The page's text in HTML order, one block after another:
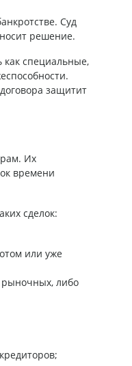
Суд
решение.
как специальные,
защитит
Их
времени
сделок:
или уже
рыночных, либо